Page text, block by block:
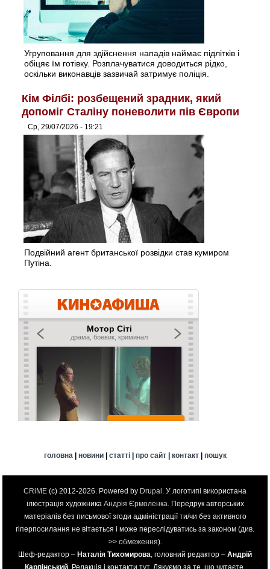
Угруповання для здійснення нападів наймає підлітків і
обіцяє їм готівку. Розплачуватися доводиться рідко,
оскільки виконавців зазвичай затримує поліція.
Кім Філбі: розбещений зрадник, який
допоміг Сталіну поневолити пів Європи
Ср, 29/07/2026 - 19:21
Подвійний агент британської розвідки став кумиром
Путіна.
головна| новини| статті| про сайт| контакт| пошук
CRiME (c) 2012-2026. Powered by Drupal . У логотипі використана
ілюстрація художника Андрія Єрмоленка. Передрук авторських
матеріалів без письмової згоди адміністрації ти/чи без активного
гіперпосилання не вітається і може переслідуватись за законом (див.
>> обмеження).
Шеф-редактор – Наталія Тихомирова, головний редактор – Андрій
Карпінський . Редакція і контакти тут. Дякуємо за те, що читаєте.